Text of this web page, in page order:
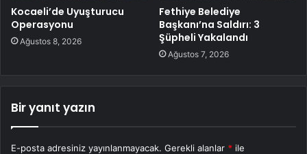
Kocaeli’de Uyuşturucu
Operasyonu
Ağustos 8, 2026
Fethiye Belediye
Başkanı’na Saldırı: 3
Şüpheli Yakalandı
Ağustos 7, 2026
Bir yanıt yazın
E-posta adresiniz yayınlanmayacak. Gerekli alanlar * ile